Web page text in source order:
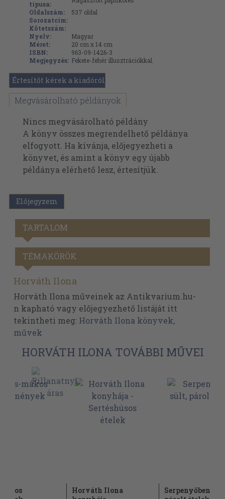
típusa:
Oldalszám:
537 oldal
Sorozatcím:
Kötetszám:
Nyelv:
Magyar
Méret:
20 cm x 14 cm
ISBN:
963-09-1426-3
Megjegyzés: Fekete-fehér illusztrációkkal.
Értesítőt kérek a kiadóról
Megvásárolható példányok
Nincs megvásárolható példány
A könyv összes megrendelhető példánya
elfogyott. Ha kívánja, előjegyezheti a
könyvet, és amint a könyv egy újabb
példánya elérhető lesz, értesítjük.
Előjegyzem
TARTALOM
TÉMAKÖRÖK
Horváth Ilona
Horváth Ilona műveinek az Antikvarium.hu-
n kapható vagy előjegyezhető listáját itt
tekintheti meg: Horváth Ilona könyvek,
művek
HORVÁTH ILONA TOVÁBBI MŰVEI
Horváth Ilona
Serpenyőben